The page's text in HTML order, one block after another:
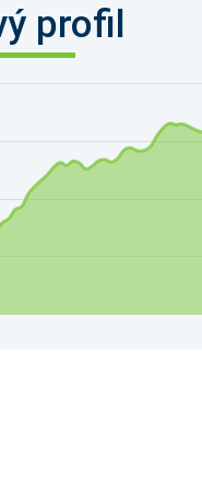
profil